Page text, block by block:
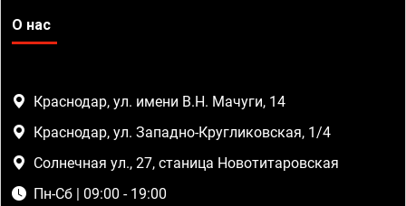
О нас
Краснодар, ул. имени В.Н. Мачуги, 14
Краснодар, ул. Западно-Кругликовская, 1/4
Солнечная ул., 27, станица Новотитаровская
Пн-Сб | 09:00 - 19:00